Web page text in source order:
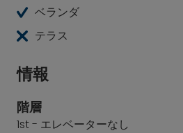
ベランダ
テラス
情報
階層
1st - エレベーターなし